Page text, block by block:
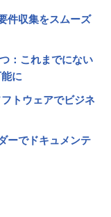
件収集をスムーズ
：これまでにない
に
トウェアでビジネ
ーでドキュメンテ